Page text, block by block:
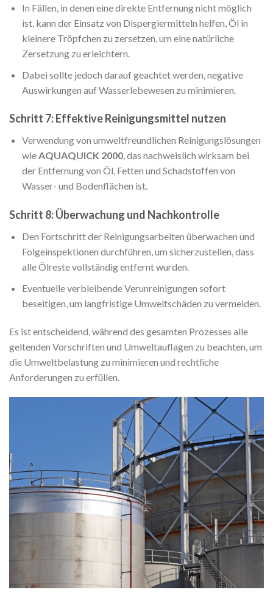
In Fällen, in denen eine direkte Entfernung nicht möglich
ist, kann der Einsatz von Dispergiermitteln helfen, Öl in
kleinere Tröpfchen zu zersetzen, um eine natürliche
Zersetzung zu erleichtern.
Dabei sollte jedoch darauf geachtet werden, negative
Auswirkungen auf Wasserlebewesen zu minimieren.
Schritt 7: Effektive Reinigungsmittel nutzen
Verwendung von umweltfreundlichen Reinigungslösungen
wieAQUAQUICK 2000, das nachweislich wirksam bei
der Entfernung von Öl, Fetten und Schadstoffen von
Wasser- und Bodenflächen ist.
Schritt 8: Überwachung und Nachkontrolle
Den Fortschritt der Reinigungsarbeiten überwachen und
Folgeinspektionen durchführen, um sicherzustellen, dass
alle Ölreste vollständig entfernt wurden.
Eventuelle verbleibende Verunreinigungen sofort
beseitigen, um langfristige Umweltschäden zu vermeiden.
Es ist entscheidend, während des gesamten Prozesses alle
geltenden Vorschriften und Umweltauflagen zu beachten, um
die Umweltbelastung zu minimieren und rechtliche
Anforderungen zu erfüllen.